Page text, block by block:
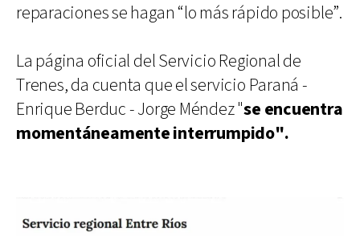
reparaciones se hagan “lo más rápido posible”.
La página oficial del Servicio Regional de
Trenes, da cuenta que el servicio Paraná -
Enrique Berduc - Jorge Méndez "se encuentra
momentáneamente interrumpido".